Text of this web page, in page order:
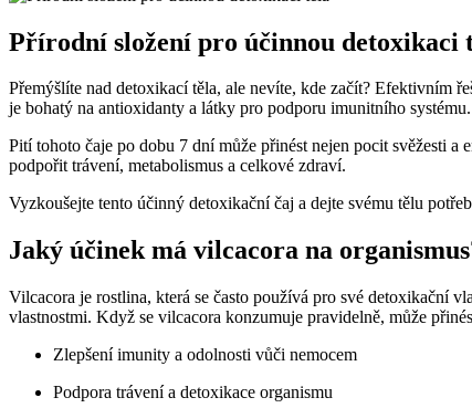
Přírodní složení pro účinnou detoxikaci
Přemýšlíte nad detoxikací těla, ale nevíte, kde začít? Efektivním
je bohatý na antioxidanty a látky pro podporu imunitního systému.
Pití tohoto čaje po dobu 7 dní může přinést nejen pocit svěžesti
podpořit trávení, metabolismus a celkové zdraví.
Vyzkoušejte tento účinný detoxikační čaj a dejte svému tělu
Jaký účinek má vilcacora na
Vilcacora je rostlina, která se často používá pro své detoxikační
vlastnostmi. Když se vilcacora konzumuje pravidelně, může
Zlepšení imunity a odolnosti vůči nemocem
Podpora trávení a detoxikace organismu